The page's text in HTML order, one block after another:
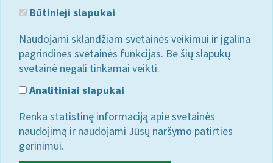
Būtinieji slapukai
Naudojami sklandžiam svetainės veikimui ir įgalina
pagrindines svetainės funkcijas. Be šių slapukų
svetainė negali tinkamai veikti.
Analitiniai slapukai
Renka statistinę informaciją apie svetainės
naudojimą ir naudojami Jūsų naršymo patirties
gerinimui.